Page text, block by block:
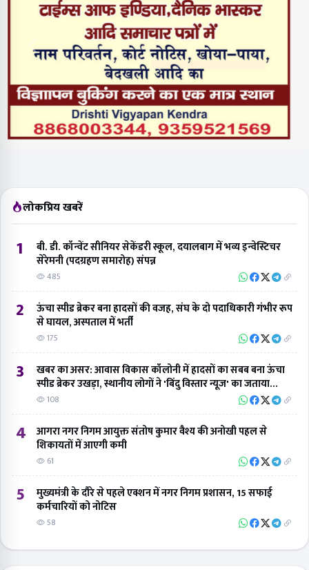
लोकप्रिय खबरें
1
बी. डी. कॉन्वेंट सीनियर सेकेंडरी स्कूल, दयालबाग में भव्य इन्वेस्टिचर
सेरेमनी (पदग्रहण समारोह) संपन्न
485
2
ऊंचा स्पीड ब्रेकर बना हादसों की वजह, संघ के दो पदाधिकारी गंभीर रूप
से घायल, अस्पताल में भर्ती
175
3
खबर का असर: आवास विकास कॉलोनी में हादसों का सबब बना ऊंचा
स्पीड ब्रेकर उखड़ा, स्थानीय लोगों ने 'बिंदु विस्तार न्यूज' का जताया
आभार
108
4
आगरा नगर निगम आयुक्त संतोष कुमार वैश्य की अनोखी पहल से
शिकायतों में आएगी कमी
61
5
मुख्यमंत्री के दौरे से पहले एक्शन में नगर निगम प्रशासन, 15 सफाई
कर्मचारियों को नोटिस
58